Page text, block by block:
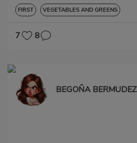
FIRST VEGETABLES AND GREENS
7 8
BEGOÑA BERMUDEZ